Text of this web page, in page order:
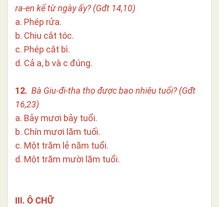
ra-en kể từ ngày ấy? (Gđt 14,10)
a. Phép rửa.
b. Chịu cắt tóc.
c. Phép cắt bì.
d. Cả a, b và c đúng.
12. Bà Giu-đi-tha thọ được bao nhiêu tuổi? (Gđt
16,23)
a. Bảy mươi bảy tuổi.
b. Chín mươi lăm tuối.
c. Một trăm lẻ năm tuổi.
d. Một trăm mười lăm tuổi.
III. Ô CHỮ